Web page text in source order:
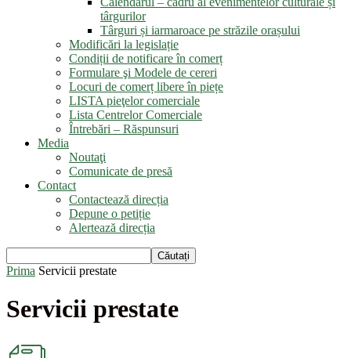
târgurilor
Târguri și iarmaroace pe străzile orașului
Modificări la legislație
Condiții de notificare în comerț
Formulare şi Modele de cereri
Locuri de comerț libere în piețe
LISTA pieţelor comerciale
Lista Centrelor Comerciale
Întrebări – Răspunsuri
Media
Noutaţi
Comunicate de presă
Contact
Contactează direcția
Depune o petiție
Alertează direcția
Prima Servicii prestate
Servicii prestate